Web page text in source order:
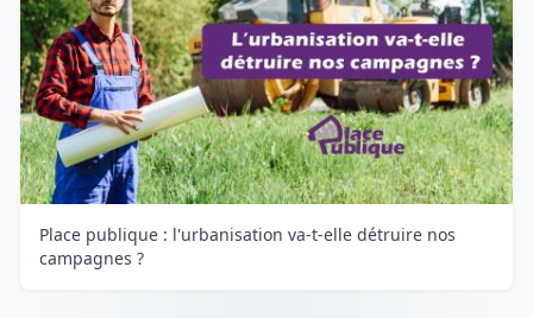
Place publique : l'urbanisation va-t-elle détruire nos
campagnes ?